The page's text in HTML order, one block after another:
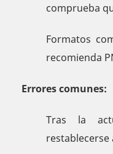
comprueba
Formatos
recomienda
Errores comunes:
Tras la